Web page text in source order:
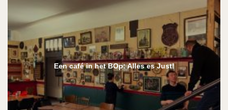
Een café in het BOp: Alles es Just!